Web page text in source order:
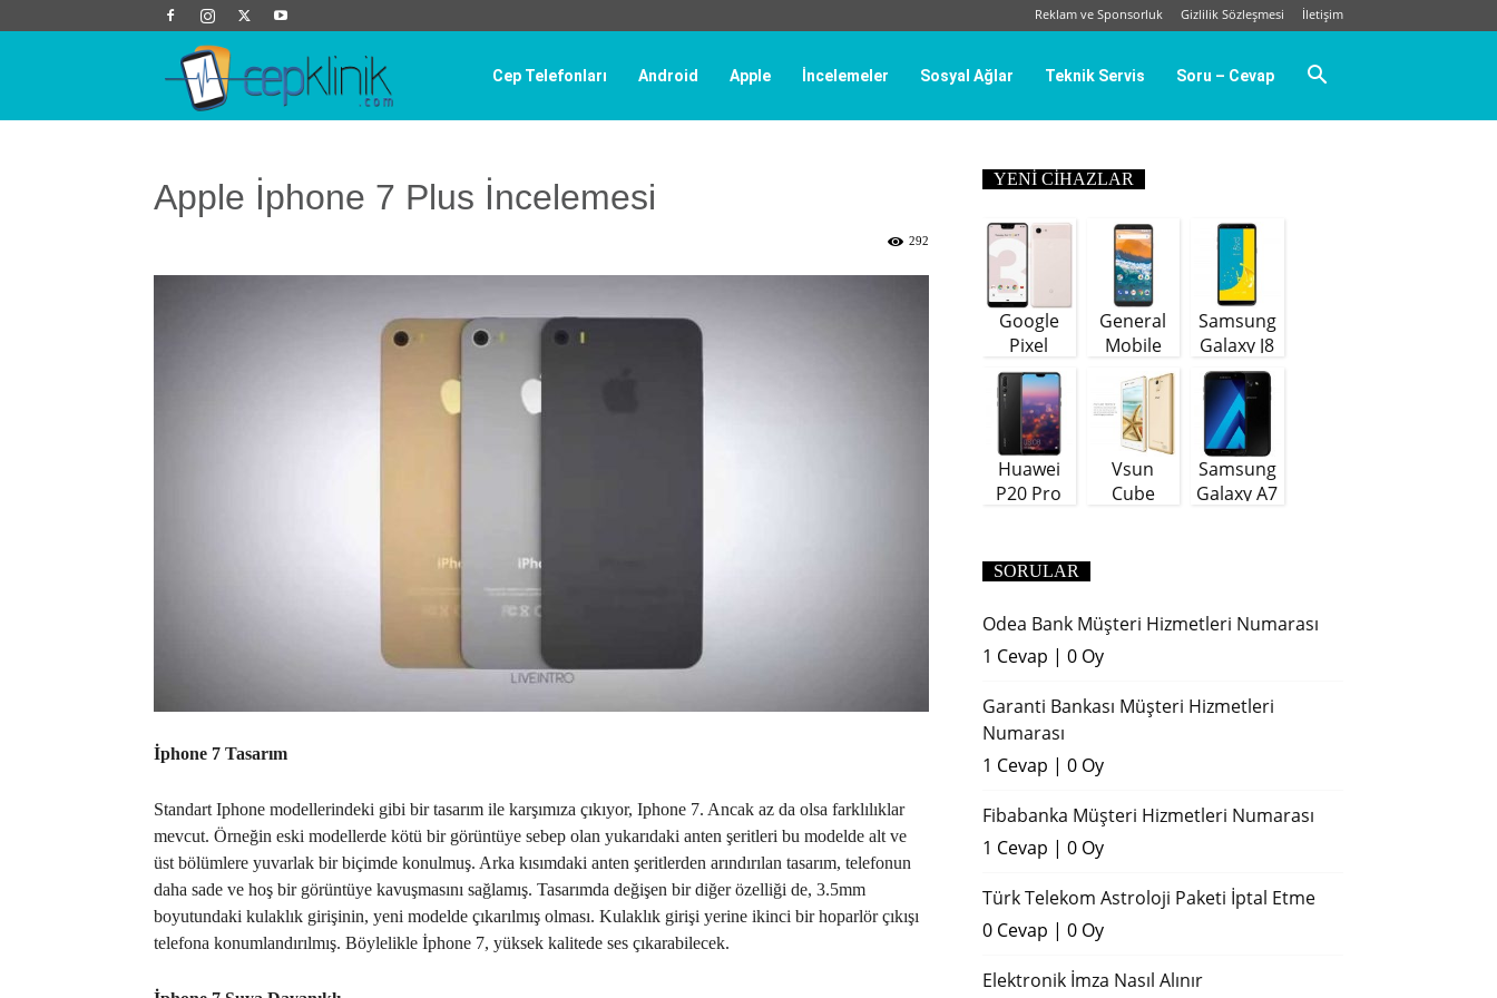
Reklam ve Sponsorluk Gizlilik Sözleşmesi İletişim
Cep Telefonları Android Apple İncelemeler Sosyal Ağlar Teknik Servis Soru – Cevap
Apple İphone 7 Plus İncelemesi
292
İphone 7 Tasarım
Standart Iphone modellerindeki gibi bir tasarım ile karşımıza çıkıyor, Iphone 7. Ancak az da olsa farklılıklar
mevcut. Örneğin eski modellerde kötü bir görüntüye sebep olan yukarıdaki anten şeritleri bu modelde alt ve
üst bölümlere yuvarlak bir biçimde konulmuş. Arka kısımdaki anten şeritlerden arındırılan tasarım, telefonun
daha sade ve hoş bir görüntüye kavuşmasını sağlamış. Tasarımda değişen bir diğer özelliği de, 3.5mm
boyutundaki kulaklık girişinin, yeni modelde çıkarılmış olması. Kulaklık girişi yerine ikinci bir hoparlör çıkışı
telefona konumlandırılmış. Böylelikle İphone 7, yüksek kalitede ses çıkarabilecek.
YENI CIHAZLAR
Google
Pixel
General
Mobile
GM9 Plus
Samsung
Galaxy J8
(64 GB)
Huawei
P20 Pro
Vsun
Cube
Samsung
Galaxy A7
SORULAR
Odea Bank Müşteri Hizmetleri Numarası
1 Cevap | 0 Oy
Garanti Bankası Müşteri Hizmetleri
Numarası
1 Cevap | 0 Oy
Fibabanka Müşteri Hizmetleri Numarası
1 Cevap | 0 Oy
Türk Telekom Astroloji Paketi İptal Etme
0 Cevap | 0 Oy
Elektronik İmza Nasıl Alınır